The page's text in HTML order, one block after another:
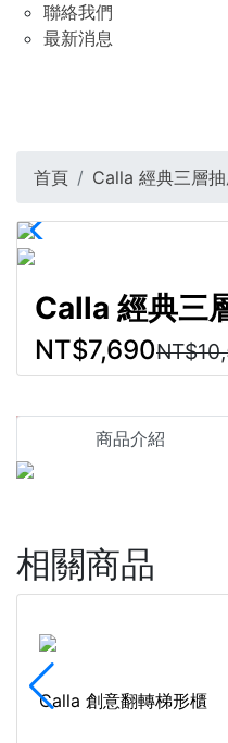
聯絡我們
最新消息
首頁 Calla 經典三層
Calla 經典三
NT$7,690
商品介紹
相關商品
Calla 創意翻轉梯形櫃